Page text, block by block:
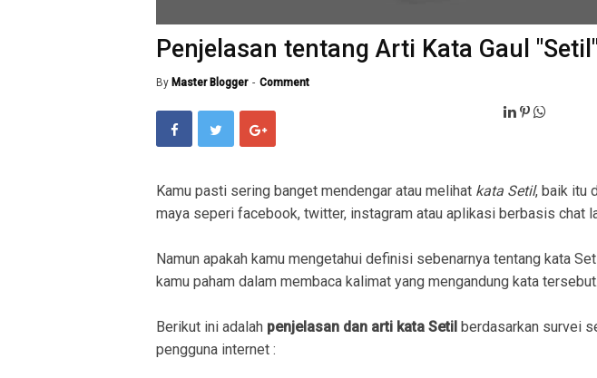
Penjelasan tentang Arti Kata Gaul
By Master Blogger Comment
Kamu pasti sering banget mendengar atau melihat kata Setil, baik itu
maya seperi facebook, twitter, instagram atau aplikasi berbasis chat
Namun apakah kamu mengetahui definisi sebenarnya tentang kata
kamu paham dalam membaca kalimat yang mengandung kata tersebut.
Berikut ini adalah penjelasan dan arti kata Setil berdasarkan survei
pengguna internet :